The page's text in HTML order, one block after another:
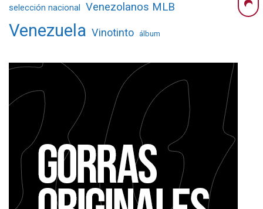
selección nacional Venezolanos MLB
Venezuela Vinotinto álbum